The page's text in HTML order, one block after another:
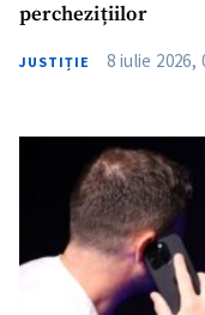
perchezițiilor
JUSTIȚIE 8 iulie 2026,